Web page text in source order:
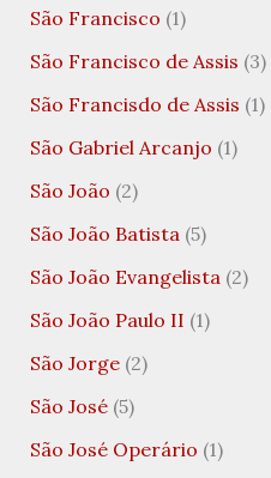
São Francisco (1)
São Francisco de Assis (3)
São Francisdo de Assis (1)
São Gabriel Arcanjo (1)
São João (2)
São João Batista(5)
São João Evangelista(2)
São João Paulo II (1)
São Jorge(2)
São José(5)
São José Operário (1)